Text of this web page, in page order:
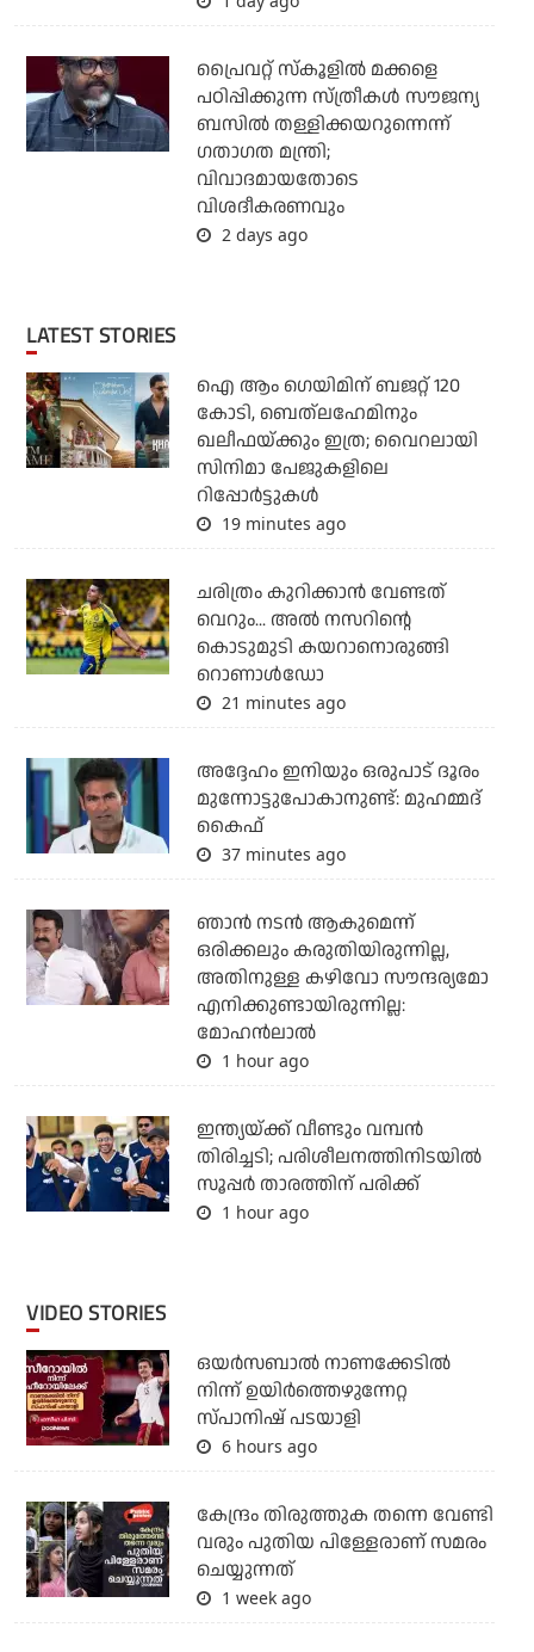
പ്രൈവറ്റ് സ്‌കൂളില്‍ മക്കളെ
പഠിപ്പിക്കുന്ന സ്ത്രീകള്‍ സൗജന്യ
ബസില്‍ തള്ളിക്കയറുന്നെന്ന്
ഗതാഗത മന്ത്രി;
വിവാദമായതോടെ
വിശദീകരണവും
2 days ago
LATEST STORIES
ഐ ആം ഗെയിമിന് ബജറ്റ് 120
കോടി, ബെത്‌ലഹേമിനും
ഖലീഫയ്ക്കും ഇത്ര; വൈറലായി
സിനിമാ പേജുകളിലെ
റിപ്പോര്‍ട്ടുകള്‍
19 minutes ago
ചരിത്രം കുറിക്കാന്‍ വേണ്ടത്
വെറും... അല്‍ നസറിന്റെ
കൊടുമുടി കയറാനൊരുങ്ങി
റൊണാള്‍ഡോ
21 minutes ago
അദ്ദേഹം ഇനിയും ഒരുപാട് ദൂരം
മുന്നോട്ടുപോകാനുണ്ട്: മുഹമ്മദ്
കൈഫ്
37 minutes ago
ഞാൻ നടൻ ആകുമെന്ന്
ഒരിക്കലും കരുതിയിരുന്നില്ല,
അതിനുള്ള കഴിവോ സൗന്ദര്യമോ
എനിക്കുണ്ടായിരുന്നില്ല:
മോഹൻലാൽ
1 hour ago
ഇന്ത്യയ്ക്ക് വീണ്ടും വമ്പന്‍
തിരിച്ചടി; പരിശീലനത്തിനിടയില്‍
സൂപ്പര്‍ താരത്തിന് പരിക്ക്
1 hour ago
VIDEO STORIES
ഒയര്‍സബാൽ നാണക്കേടിൽ
നിന്ന് ഉയിർത്തെഴുന്നേറ്റ
സ്പാനിഷ് പടയാളി
6 hours ago
കേന്ദ്രം തിരുത്തുക തന്നെ വേണ്ടി
വരും പുതിയ പിള്ളേരാണ് സമരം
ചെയ്യുന്നത്
1 week ago